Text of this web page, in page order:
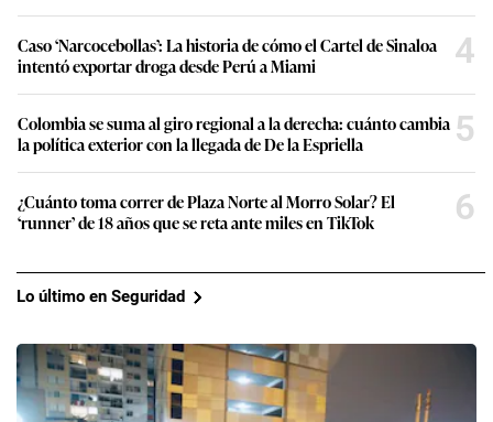
Caso ‘Narcocebollas’: La historia de cómo el Cartel de Sinaloa
intentó exportar droga desde Perú a Miami
4
Colombia se suma al giro regional a la derecha: cuánto cambia
la política exterior con la llegada de De la Espriella
5
¿Cuánto toma correr de Plaza Norte al Morro Solar? El
‘runner’ de 18 años que se reta ante miles en TikTok
6
Lo último en Seguridad